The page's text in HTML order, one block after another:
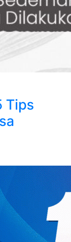
Tips